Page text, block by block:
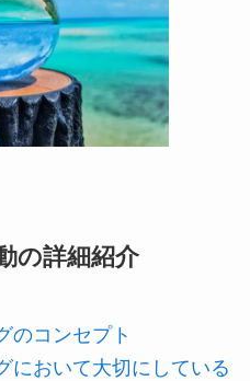
の詳細紹介
のコンセプト
において大切にしている